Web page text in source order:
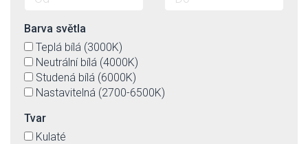
Barva světla
Teplá bílá (3000K)
Neutrální bílá (4000K)
Studená bílá (6000K)
Nastavitelná (2700-6500K)
Tvar
Kulaté